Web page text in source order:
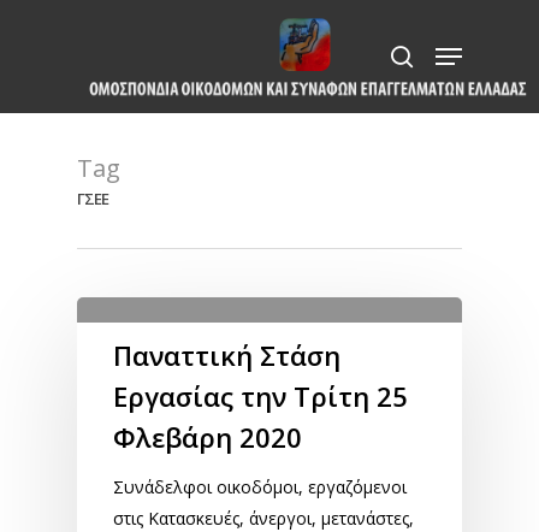
content
search
Menu
Tag
ΓΣΕΕ
Παναττική Στάση
Εργασίας την Τρίτη 25
Φλεβάρη 2020
Συνάδελφοι οικοδόμοι, εργαζόμενοι
στις Κατασκευές, άνεργοι, μετανάστες,